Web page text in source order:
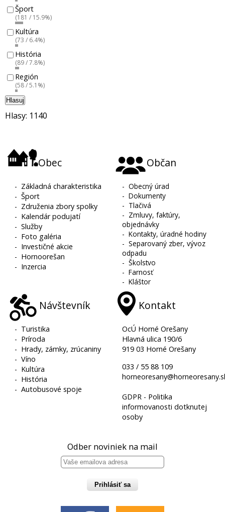
Šport
(181 / 15.9%)
Kultúra
(73 / 6.4%)
História
(89 / 7.8%)
Región
(58 / 5.1%)
Hlasuj
Hlasy: 1140
Obec
- Základná charakteristika
-Šport
- Združenia zbory spolky
- Kalendár podujatí
-Služby
- Foto galéria
- Investičné akcie
- Hornoorešan
- Inzercia
Občan
-Obecný úrad
-Dokumenty
- Tlačivá
- Zmluvy, faktúry,
objednávky
-Kontakty, úradné hodiny
-Separovaný zber, vývoz
odpadu
-Školstvo
-Farnosť
-Kláštor
Návštevník
- Turistika
- Príroda
- Hrady, zámky, zrúcaniny
-Víno
- Kultúra
- História
-Autobusové spoje
Kontakt
OcÚ Horné Orešany
Hlavná ulica 190/6
919 03 Horné Orešany
033 / 55 88 109
GDPR - Politika
informovanosti dotknutej
osoby
Odber noviniek na mail
Prihlásiť sa